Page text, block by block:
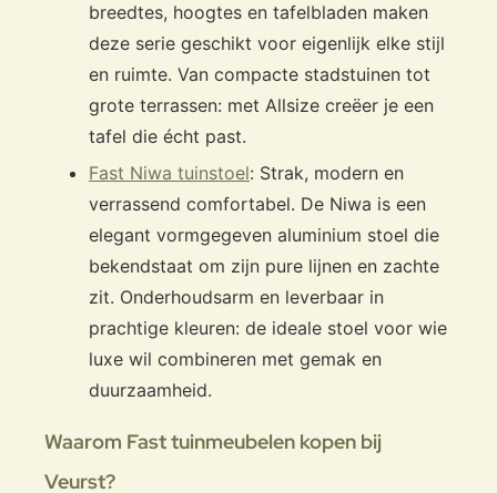
breedtes, hoogtes en tafelbladen maken
deze serie geschikt voor eigenlijk elke stijl
en ruimte. Van compacte stadstuinen tot
grote terrassen: met Allsize creëer je een
tafel die écht past.
Fast Niwa tuinstoel: Strak, modern en
verrassend comfortabel. De Niwa is een
elegant vormgegeven aluminium stoel die
bekendstaat om zijn pure lijnen en zachte
zit. Onderhoudsarm en leverbaar in
prachtige kleuren: de ideale stoel voor wie
luxe wil combineren met gemak en
duurzaamheid.
Waarom Fast tuinmeubelen kopen bij
Veurst?